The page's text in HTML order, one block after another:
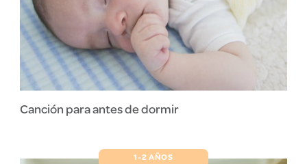
Canción para antes de dormir
1-2 AÑOS